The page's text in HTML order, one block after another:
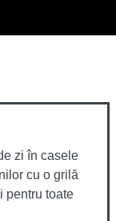
zi în casele
cu o grilă
pentru toate